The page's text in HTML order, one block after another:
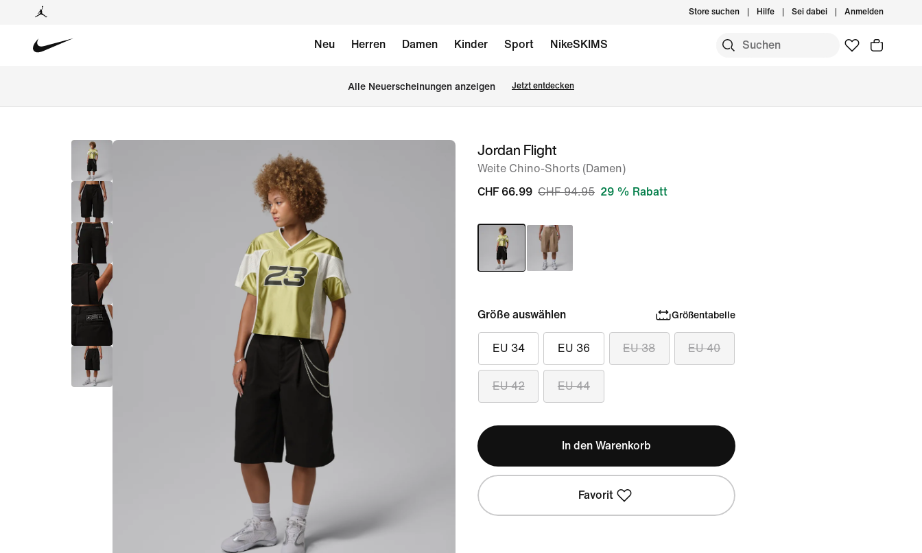
Store suchen Hilfe Sei dabei Anmelden
Neu Herren Damen Kinder Sport NikeSKIMS
Alle Neuerscheinungen anzeigen Jetzt entdecken
Bild 1Jordan Flight
Weite Chino-Shorts (Damen)
CHF 66.99 CHF 94.95 29 % Rabatt
Größe auswählen Größentabelle
EU 34 EU 36 EU 38 EU 40
EU 42 EU 44
In den Warenkorb
Favorit